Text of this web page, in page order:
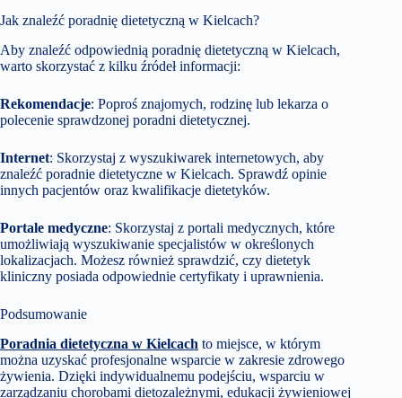
Jak znaleźć poradnię dietetyczną w Kielcach?
Aby znaleźć odpowiednią poradnię dietetyczną w Kielcach,
warto skorzystać z kilku źródeł informacji:
Rekomendacje: Poproś znajomych, rodzinę lub lekarza o
polecenie sprawdzonej poradni dietetycznej.
Internet: Skorzystaj z wyszukiwarek internetowych, aby
znaleźć poradnie dietetyczne w Kielcach. Sprawdź opinie
innych pacjentów oraz kwalifikacje dietetyków.
Portale medyczne: Skorzystaj z portali medycznych, które
umożliwiają wyszukiwanie specjalistów w określonych
lokalizacjach. Możesz również sprawdzić, czy dietetyk
kliniczny posiada odpowiednie certyfikaty i uprawnienia.
Podsumowanie
Poradnia dietetyczna w Kielcach to miejsce, w którym
można uzyskać profesjonalne wsparcie w zakresie zdrowego
żywienia. Dzięki indywidualnemu podejściu, wsparciu w
zarządzaniu chorobami dietozależnymi, edukacji żywieniowej